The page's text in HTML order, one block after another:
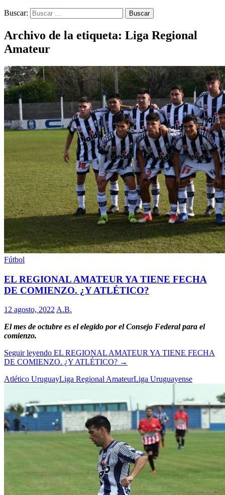
Buscar:
Archivo de la etiqueta: Liga Regional
Amateur
Fútbol
EL REGIONAL AMATEUR YA TIENE FECHA
DE COMIENZO. ¿Y ATLÉTICO?
12 agosto, 2022 A.B.
El mes de octubre es el elegido por el Consejo Federal para el
comienzo.
Seguir leyendo EL REGIONAL AMATEUR YA TIENE FECHA
DE COMIENZO. ¿Y ATLÉTICO? →
Atlético UruguayLiga Regional AmateurLiga Uruguayense